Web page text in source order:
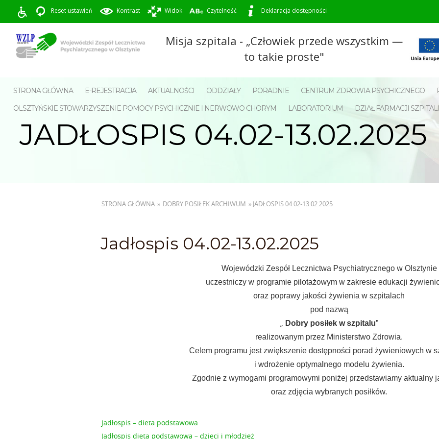
Reset ustawień Kontrast Widok Czytelność Deklaracja dostępności
Misja szpitala - „Człowiek przede wszystkim —
to takie proste"
STRONA GŁÓWNA E-REJESTRACJA AKTUALNOŚCI ODDZIAŁY PORADNIE CENTRUM ZDROWIA PSYCHICZNEGO
OLSZTYŃSKIE STOWARZYSZENIE POMOCY PSYCHICZNIE I NERWOWO CHORYM
LABORATORIUM DZIAŁ FARMACJI
JADŁOSPIS 04.02-13.02.2025
STRONA GŁÓWNA » DOBRY POSIŁEK ARCHIWUM » JADŁOSPIS 04.02-13.02.2025
Jadłospis 04.02-13.02.2025
Wojewódzki Zespół Lecznictwa Psychiatrycznego w Olsztynie
uczestniczy w programie pilotażowym w zakresie edukacji
oraz poprawy jakości żywienia w szpitalach
pod nazwą
„ Dobry posiłek w szpitalu”
realizowanym przez Ministerstwo Zdrowia.
Celem programu jest zwiększenie dostępności porad żywieniowych w
i wdrożenie optymalnego modelu żywienia.
Zgodnie z wymogami programowymi poniżej przedstawiamy aktualny
oraz zdjęcia wybranych posiłków.
Jadłospis – dieta podstawowa
Jadłospis dieta podstawowa – dzieci i młodzież